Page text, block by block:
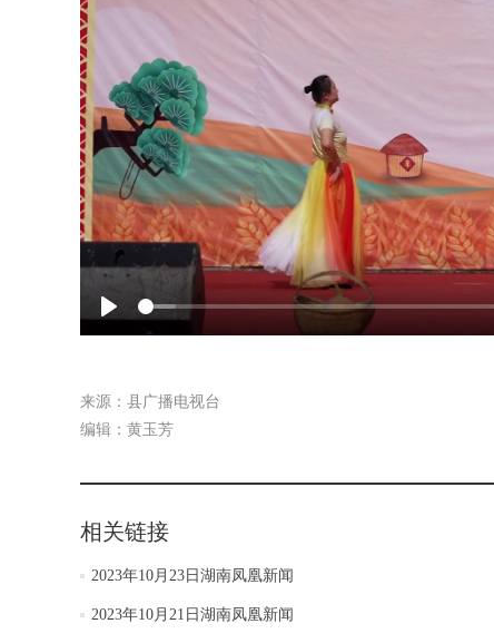
Play
来源：县广播电视台
编辑：黄玉芳
相关链接
2023年10月23日湖南凤凰新闻
2023年10月21日湖南凤凰新闻